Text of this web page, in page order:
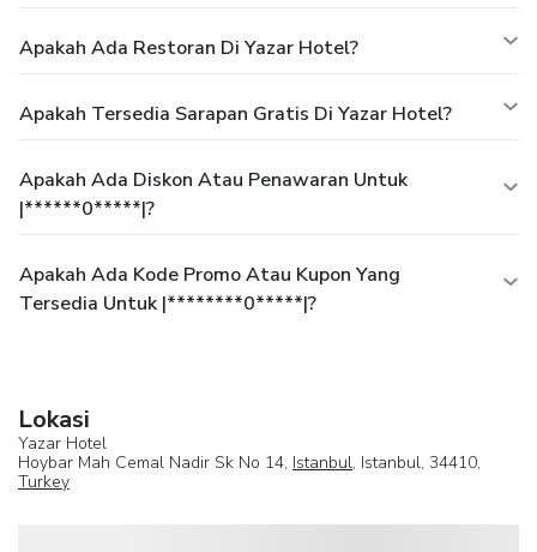
Apakah Ada Restoran Di Yazar Hotel?
Apakah Tersedia Sarapan Gratis Di Yazar Hotel?
Apakah Ada Diskon Atau Penawaran Untuk
|******0*****|?
Apakah Ada Kode Promo Atau Kupon Yang
Tersedia Untuk |********0*****|?
Lokasi
Yazar Hotel
Hoybar Mah Cemal Nadir Sk No 14, Istanbul, Istanbul, 34410,
Turkey